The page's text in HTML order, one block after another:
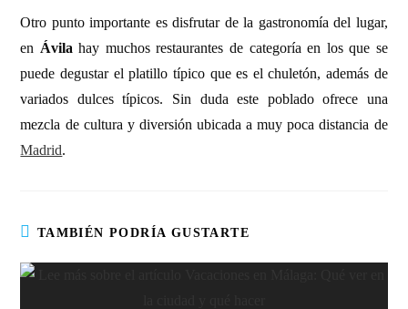
Otro punto importante es disfrutar de la gastronomía del lugar,
en Ávila hay muchos restaurantes de categoría en los que se
puede degustar el platillo típico que es el chuletón, además de
variados dulces típicos. Sin duda este poblado ofrece una
mezcla de cultura y diversión ubicada a muy poca distancia de
Madrid.
TAMBIÉN PODRÍA GUSTARTE